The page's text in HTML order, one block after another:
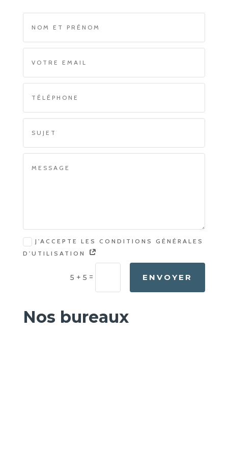
J'ACCEPTE LES CONDITIONS GÉNÉRALES
D'UTILISATION
5 + 5 = ENVOYER
Nos bureaux